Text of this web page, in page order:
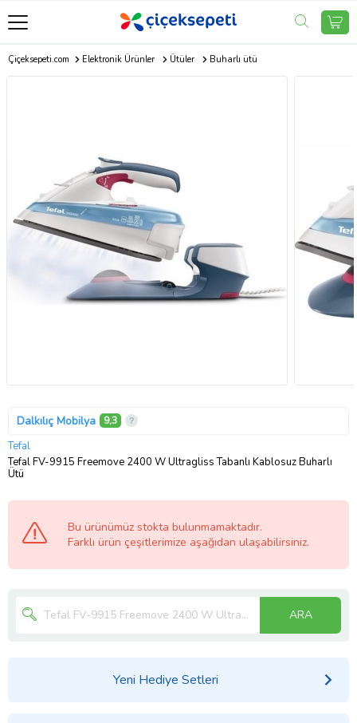
Çiçeksepeti.com Elektronik Ürünler Ütüler Buharlı ütü
Dalkılıç Mobilya 9,3
Tefal
Tefal FV-9915 Freemove 2400 W Ultragliss Tabanlı Kablosuz Buharlı
Ütü
Bu ürünümüz stokta bulunmamaktadır.
Farklı ürün çeşitlerimize aşağıdan ulaşabilirsiniz.
ARA
Yeni Hediye Setleri